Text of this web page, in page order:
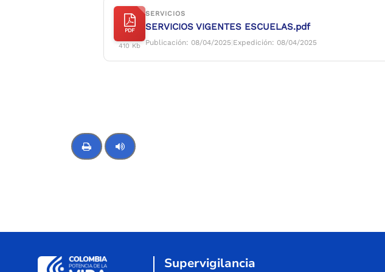
PDF
410 Kb
SERVICIOS
SERVICIOS VIGENTES ESCUELAS.pdf
Publicación: 08/04/2025|Expedición: 08/04/2025
Supervigilancia